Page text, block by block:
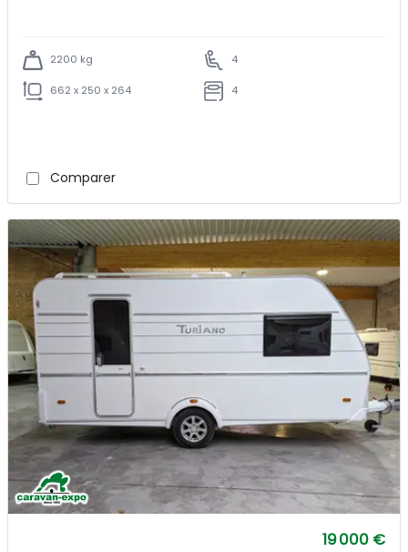
2200 kg 4
662 x 250 x 264 4
Comparer
19 000 €